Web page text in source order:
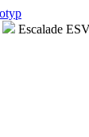
Escalade